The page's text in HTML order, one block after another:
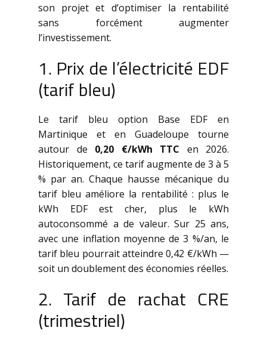
son projet et d’optimiser la rentabilité
sans forcément augmenter
l’investissement.
1. Prix de l’électricité EDF
(tarif bleu)
Le tarif bleu option Base EDF en
Martinique et en Guadeloupe tourne
autour de 0,20 €/kWh TTC en 2026.
Historiquement, ce tarif augmente de 3 à 5
% par an. Chaque hausse mécanique du
tarif bleu améliore la rentabilité : plus le
kWh EDF est cher, plus le kWh
autoconsommé a de valeur. Sur 25 ans,
avec une inflation moyenne de 3 %/an, le
tarif bleu pourrait atteindre 0,42 €/kWh —
soit un doublement des économies réelles.
2. Tarif de rachat CRE
(trimestriel)